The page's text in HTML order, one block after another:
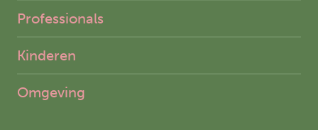
Professionals
Kinderen
Omgeving